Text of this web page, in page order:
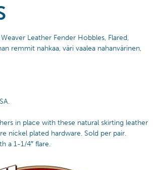
Leather Fender Hobbles, Flared,
remmit nahkaa, väri vaalea nahanvärinen,
in place with these natural skirting leather
nickel plated hardware. Sold per pair.
a 1-1/4″ flare.